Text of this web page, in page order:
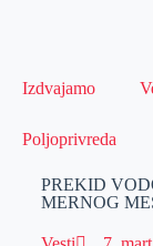
Izdvajamo
Poljoprivreda
PREKID
MERNOG